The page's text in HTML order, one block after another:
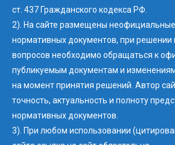
ст. 437 Гражданского кодекса РФ.
2). На сайте размещены неофициальные
нормативных документов, при решении
вопросов необходимо обращаться к
публикуемым документам и
на момент принятия решений. Автор
точность, актуальность и полноту
нормативных документов.
3). При любом использовании